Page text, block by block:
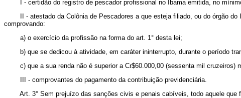
I - certidão do registro de pescador profissional no Ibama emitida, no
II - atestado da Colônia de Pescadores a que esteja filiado, ou do órgão do
comprovando:
a) o exercício da profissão na forma do art. 1° desta lei;
b) que se dedicou à atividade, em caráter ininterrupto, durante o período
c) que a sua renda não é superior a Cr$60.000,00 (sessenta mil cruzeiros)
III - comprovantes do pagamento da contribuição previdenciária.
Art. 3° Sem prejuízo das sanções civis e penais cabíveis, todo aquele que